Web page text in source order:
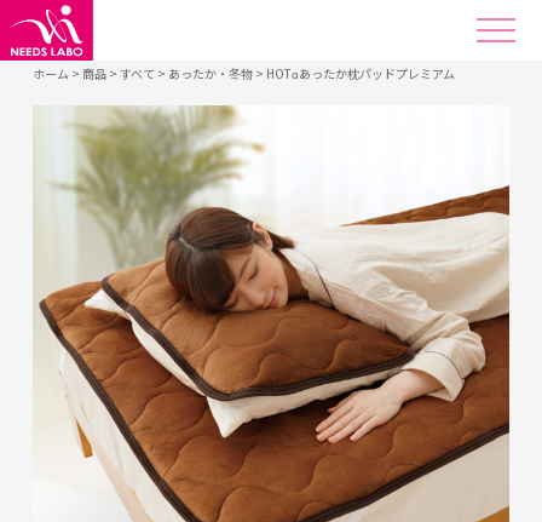
ホーム > 商品> すべて > あったか・冬物> HOTαあったか枕パッドプレミアム